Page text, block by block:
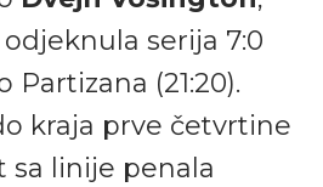
serija 7:0
Partizana (21:20).
kraja prve četvrtine
sa linije penala